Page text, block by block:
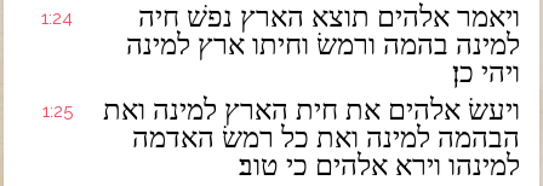
1:24
ויאמר אלהים תוצא הארץ נפשׁ חיה
למינה בהמה ורמשׂ וחיתו ארץ למינה
ויהי כן׃
1:25
ויעשׂ אלהים את חית הארץ למינה ואת
הבהמה למינה ואת כל רמשׂ האדמה
למינהו וירא אלהים כי טוב׃